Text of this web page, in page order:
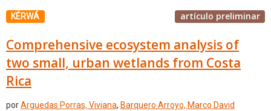
KÉRWÁ artículo preliminar
Comprehensive ecosystem analysis of
two small, urban wetlands from Costa
Rica
porArguedas Porras, Viviana, Barquero Arroyo, Marco David